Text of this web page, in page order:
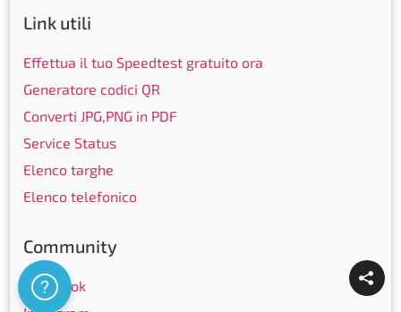
Link utili
Effettua il tuo Speedtest gratuito ora
Generatore codici QR
Converti JPG,PNG in PDF
Service Status
Elenco targhe
Elenco telefonico
Community
FacebookAssistenza